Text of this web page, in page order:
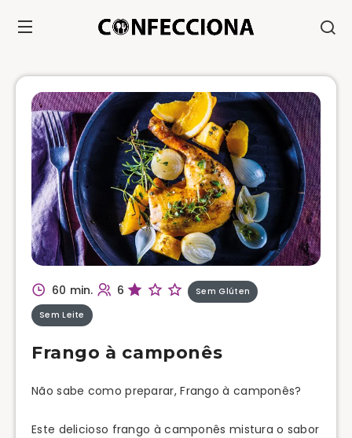
60 min. 6 Sem Glúten
Sem Leite
Frango à camponês
Não sabe como preparar, Frango à camponês?
Este delicioso frango à camponês mistura o sabor